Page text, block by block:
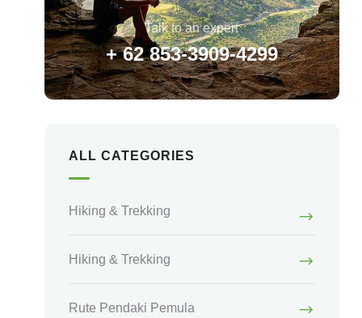
Talk to an expert
+ 62 853-3909-4299
ALL CATEGORIES
Hiking & Trekking
Hiking & Trekking
Rute Pendaki Pemula